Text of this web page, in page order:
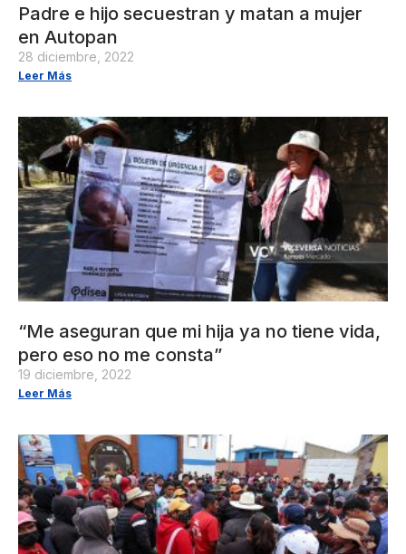
Padre e hijo secuestran y matan a mujer
en Autopan
28 diciembre, 2022
Leer Más
“Me aseguran que mi hija ya no tiene vida,
pero eso no me consta”
19 diciembre, 2022
Leer Más